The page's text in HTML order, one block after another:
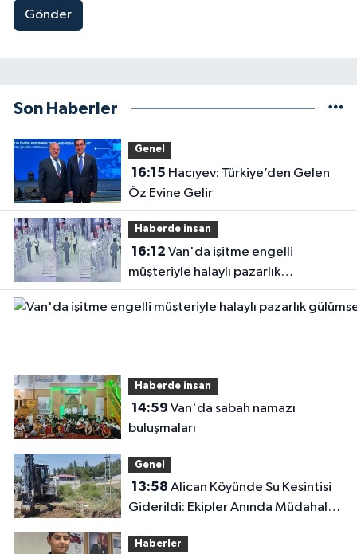
Gönder
Son Haberler
Genel
16:15
Öz Evine Gelir
Haberde insan
16:12
müşteriyle halaylı pazarlık
gülümsetti
Haberde insan
14:59
buluşmaları
Genel
13:58
Giderildi: Ekipler Anında Müdahale
Etti
Haberler